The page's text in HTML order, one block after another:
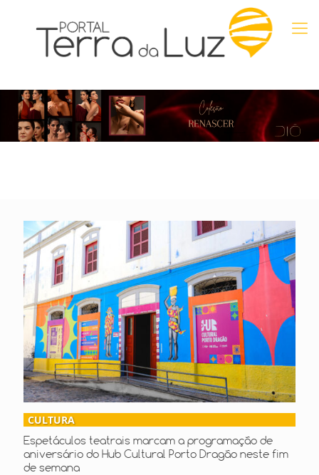
CULTURA
Espetáculos teatrais marcam a programação de
aniversário do Hub Cultural Porto Dragão neste fim
de semana